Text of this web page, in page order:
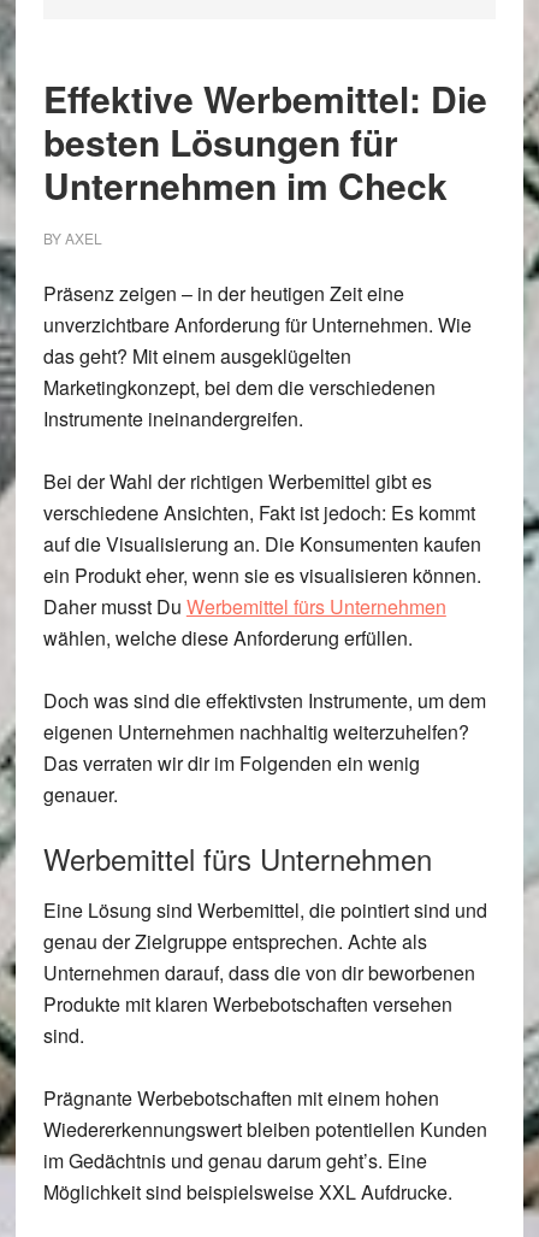
Effektive Werbemittel: Die
besten Lösungen für
Unternehmen im Check
BYAXEL
Präsenz zeigen – in der heutigen Zeit eine
unverzichtbare Anforderung für Unternehmen. Wie
das geht? Mit einem ausgeklügelten
Marketingkonzept, bei dem die verschiedenen
Instrumente ineinandergreifen.
Bei der Wahl der richtigen Werbemittel gibt es
verschiedene Ansichten, Fakt ist jedoch: Es kommt
auf die Visualisierung an. Die Konsumenten kaufen
ein Produkt eher, wenn sie es visualisieren können.
Daher musst Du Werbemittel fürs Unternehmen
wählen, welche diese Anforderung erfüllen.
Doch was sind die effektivsten Instrumente, um dem
eigenen Unternehmen nachhaltig weiterzuhelfen?
Das verraten wir dir im Folgenden ein wenig
genauer.
Werbemittel fürs Unternehmen
Eine Lösung sind Werbemittel, die pointiert sind und
genau der Zielgruppe entsprechen. Achte als
Unternehmen darauf, dass die von dir beworbenen
Produkte mit klaren Werbebotschaften versehen
sind.
Prägnante Werbebotschaften mit einem hohen
Wiedererkennungswert bleiben potentiellen Kunden
im Gedächtnis und genau darum geht’s. Eine
Möglichkeit sind beispielsweise XXL Aufdrucke.